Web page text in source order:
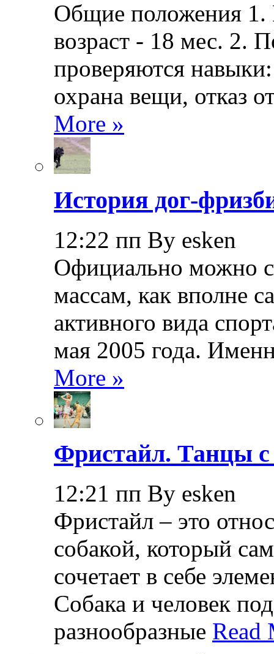
Общие положения
возраст - 18 мес. 2.
проверяются
охрана вещи, отказ
More »
История дог-
12:22 пп By esken
Официально можно
массам, как вполне
активного вида
мая 2005 года.
More »
Фристайл. Танцы с
12:21 пп By esken
Фристайл – это
собакой, который
сочетает в себе
Собака и человек
разнообразные Read